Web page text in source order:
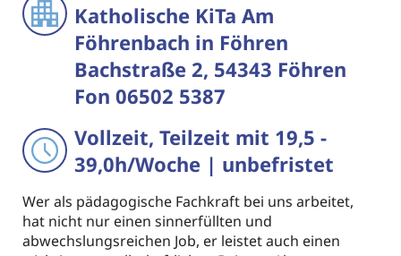
Katholische KiTa Am
Föhrenbach in Föhren
Bachstraße 2, 54343 Föhren
Fon 06502 5387
Vollzeit, Teilzeit mit 19,5 -
39,0h/Woche | unbefristet
Wer als pädagogische Fachkraft bei uns arbeitet,
hat nicht nur einen sinnerfüllten und
abwechslungsreichen Job, er leistet auch einen